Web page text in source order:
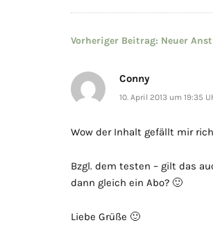
Beitragsnavigation
Vorheriger Beitrag: Neuer
Conny
10. April 2013 um 19:35
Wow der Inhalt gefällt mir
Bzgl. dem testen – gilt das
dann gleich ein Abo? 🙂
Liebe Grüße 🙂